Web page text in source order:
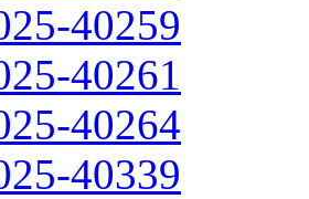
40259
40261
40264
40339